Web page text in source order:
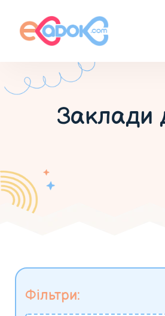
Заклади
Фільтри: